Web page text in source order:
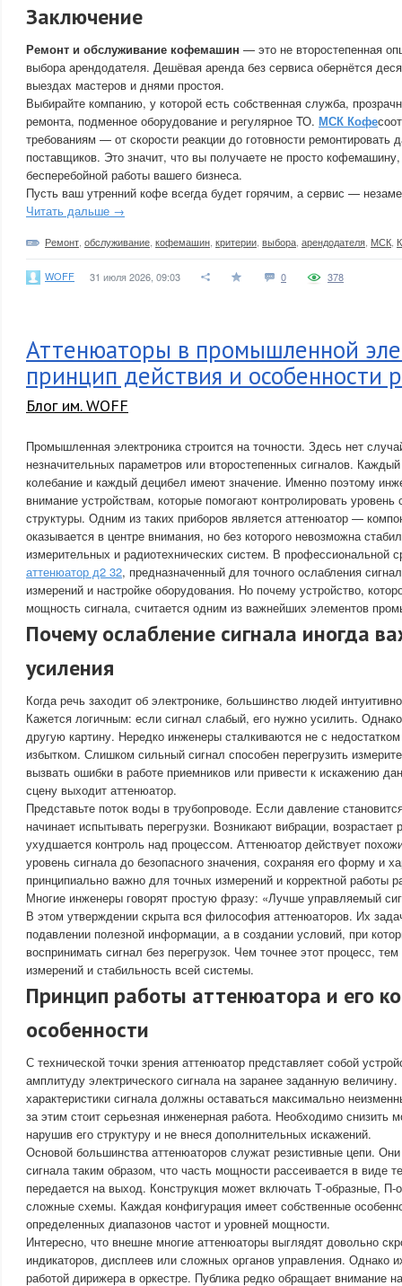
Заключение
Ремонт и обслуживание кофемашин — это не второстепенная
выбора арендодателя. Дешёвая аренда без сервиса обернётся
выездах мастеров и днями простоя.
Выбирайте компанию, у которой есть собственная служба,
ремонта, подменное оборудование и регулярное ТО. МСК Кофе
требованиям — от скорости реакции до готовности ремонтировать
поставщиков. Это значит, что вы получаете не просто
бесперебойной работы вашего бизнеса.
Пусть ваш утренний кофе всегда будет горячим, а сервис —
Читать дальше →
Ремонт обслуживание кофемашин критерии выбора арендодателя МСК
WOFF 31 июля 2026, 09:03 0 378
Аттенюаторы в промышленной
принцип действия и особенности
Блог им. WOFF
Промышленная электроника строится на точности. Здесь нет
незначительных параметров или второстепенных сигналов.
колебание и каждый децибел имеют значение. Именно поэтому
внимание устройствам, которые помогают контролировать уровень
структуры. Одним из таких приборов является аттенюатор —
оказывается в центре внимания, но без которого невозможна
измерительных и радиотехнических систем. В профессиональной
аттенюатор д2 32, предназначенный для точного ослабления
измерений и настройке оборудования. Но почему устройство,
мощность сигнала, считается одним из важнейших элементов
Почему ослабление сигнала иногда
усиления
Когда речь заходит об электронике, большинство людей
Кажется логичным: если сигнал слабый, его нужно усилить.
другую картину. Нередко инженеры сталкиваются не с
избытком. Слишком сильный сигнал способен перегрузить
вызвать ошибки в работе приемников или привести к искажению
сцену выходит аттенюатор.
Представьте поток воды в трубопроводе. Если давление
начинает испытывать перегрузки. Возникают вибрации, возрастает
ухудшается контроль над процессом. Аттенюатор действует
уровень сигнала до безопасного значения, сохраняя его форму и
принципиально важно для точных измерений и корректной работы
Многие инженеры говорят простую фразу: «Лучше управляемый
В этом утверждении скрыта вся философия аттенюаторов. Их
подавлении полезной информации, а в создании условий, при
воспринимать сигнал без перегрузок. Чем точнее этот процесс,
измерений и стабильность всей системы.
Принцип работы аттенюатора и его
особенности
С технической точки зрения аттенюатор представляет собой
амплитуду электрического сигнала на заранее заданную
характеристики сигнала должны оставаться максимально
за этим стоит серьезная инженерная работа. Необходимо снизить
нарушив его структуру и не внеся дополнительных искажений.
Основой большинства аттенюаторов служат резистивные цепи.
сигнала таким образом, что часть мощности рассеивается в виде
передается на выход. Конструкция может включать Т-образные, П-
сложные схемы. Каждая конфигурация имеет собственные
определенных диапазонов частот и уровней мощности.
Интересно, что внешне многие аттенюаторы выглядят довольно
индикаторов, дисплеев или сложных органов управления. Однако
работой дирижера в оркестре. Публика редко обращает внимание